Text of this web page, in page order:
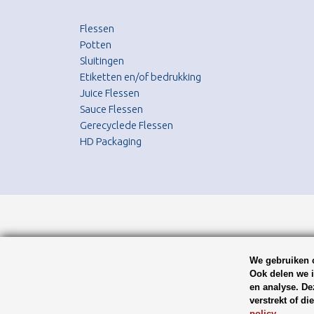
Flessen
Potten
Sluitingen
Etiketten en/of bedrukking
Juice Flessen
Sauce Flessen
Gerecyclede Flessen
HD Packaging
We gebruiken
Ook delen we
en analyse.
verstrekt of